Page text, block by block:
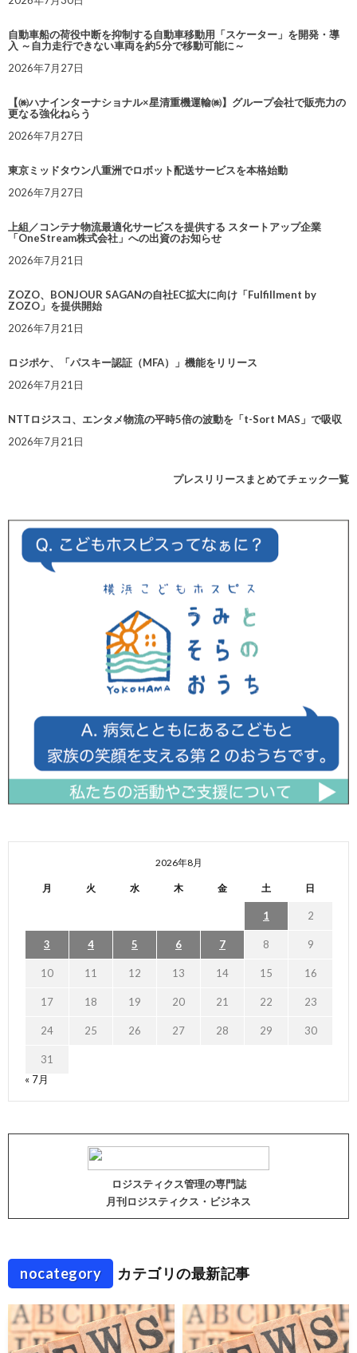
自動車船の荷役中断を抑制する自動車移動用「スケーター」を開発・導
入 ～自力走行できない車両を約5分で移動可能に～
2026年7月27日
【㈱ハナインターナショナル×星清重機運輸㈱】グループ会社で販売力の
更なる強化ねらう
2026年7月27日
東京ミッドタウン八重洲でロボット配送サービスを本格始動
2026年7月27日
上組／コンテナ物流最適化サービスを提供する スタートアップ企業
「OneStream株式会社」への出資のお知らせ
2026年7月21日
ZOZO、BONJOUR SAGANの自社EC拡大に向け「Fulfillment by
ZOZO」を提供開始
2026年7月21日
ロジポケ、「パスキー認証（MFA）」機能をリリース
2026年7月21日
NTTロジスコ、エンタメ物流の平時5倍の波動を「t-Sort MAS」で吸収
2026年7月21日
プレスリリースまとめてチェック一覧
2026年8月
月 火 水 木 金 土 日
1 2
3 4 5 6 7 8 9
10 11 12 13 14 15 16
17 18 19 20 21 22 23
24 25 26 27 28 29 30
31
« 7月
ロジスティクス管理の専門誌
月刊ロジスティクス・ビジネス
nocategory カテゴリの最新記事